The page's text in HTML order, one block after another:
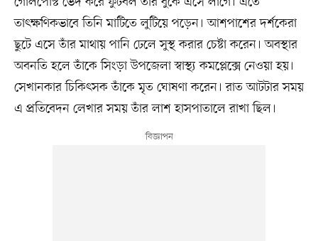
তাৎক্ষণিকভাবে তিনি মাটিতে লুটিয়ে পড়েন। আশপাশের দর্শকেরা
ছুটে এসে তাঁর মাথায় পানি ঢেলে সুস্থ করার চেষ্টা করেন। অবস্থার
অবনতি হলে তাঁকে সিংড়া উপজেলা স্বাস্থ্য কমপ্লেক্সে নেওয়া হয়।
সেখানকার চিকিৎসক তাঁকে মৃত ঘোষণা করেন। রাত আটটার সময়
এ প্রতিবেদন লেখার সময় তাঁর লাশ হাসপাতালে রাখা ছিল।